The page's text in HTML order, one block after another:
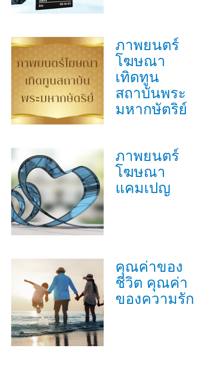
ภาพยนตร์
โฆษณา
เทิดทูน
สถาบันพระ
มหากษัตริย์
ภาพยนตร์
โฆษณา
แคมเปญ
คุณค่าของ
ชีวิต คุณค่า
ของความรัก